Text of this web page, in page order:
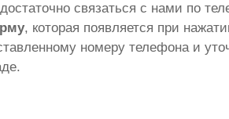
связаться с нами по
, которая появляется при
номеру телефона и